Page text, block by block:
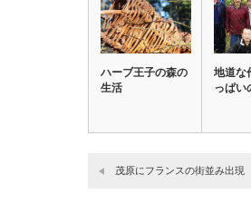
ハーブ王子の森の
生活
地道な
っぱい
茂原にフランスの街並み出現